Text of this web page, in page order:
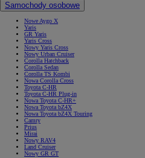
Samochody osobowe
Nowe Aygo X
Yaris
GR Yaris
Yaris Cross
Nowy Yaris Cross
Nowy Urban Cruiser
Corolla Hatchback
Corolla Sedan
Corolla TS Kombi
Nowa Corolla Cross
Toyota C-HR
Toyota C-HR Plug-in
Nowa Toyota C-HR+
Nowa Toyota bZ4X
Nowa Toyota bZ4X Touring
Camry
Prius
Mirai
Nowy RAV4
Land Cruiser
Nowy GR GT